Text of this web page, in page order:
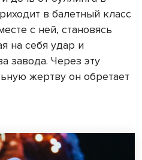
в балетный класс
с ней, становясь
на себя удар и
завода. Через эту
жертву он обретает